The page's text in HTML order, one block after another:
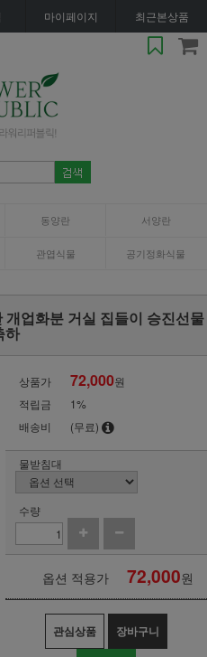
마이페이지 최근본상품
동양란 서양란
관엽식물 공기정화식물
업화분 거실 집들이 승진선물
하
상품가 72,000원
적립금
1%
배송비
(무료)
물받침대
수량
옵션 적용가 72,000원
관심상품 장바구니